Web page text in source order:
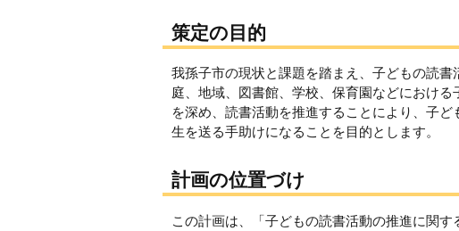
策定の目的
我孫子市の現状と課題を踏まえ、子どもの読
庭、地域、図書館、学校、保育園などにおけ
を深め、読書活動を推進することにより、子
生を送る手助けになることを目的とします。
計画の位置づけ
この計画は、「子どもの読書活動の推進に関